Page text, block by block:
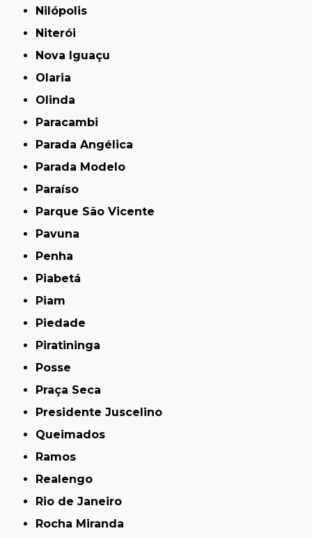
Nilópolis
Niterói
Nova Iguaçu
Olaria
Olinda
Paracambi
Parada Angélica
Parada Modelo
Paraíso
Parque São Vicente
Pavuna
Penha
Piabetá
Piam
Piedade
Piratininga
Posse
Praça Seca
Presidente Juscelino
Queimados
Ramos
Realengo
Rio de Janeiro
Rocha Miranda